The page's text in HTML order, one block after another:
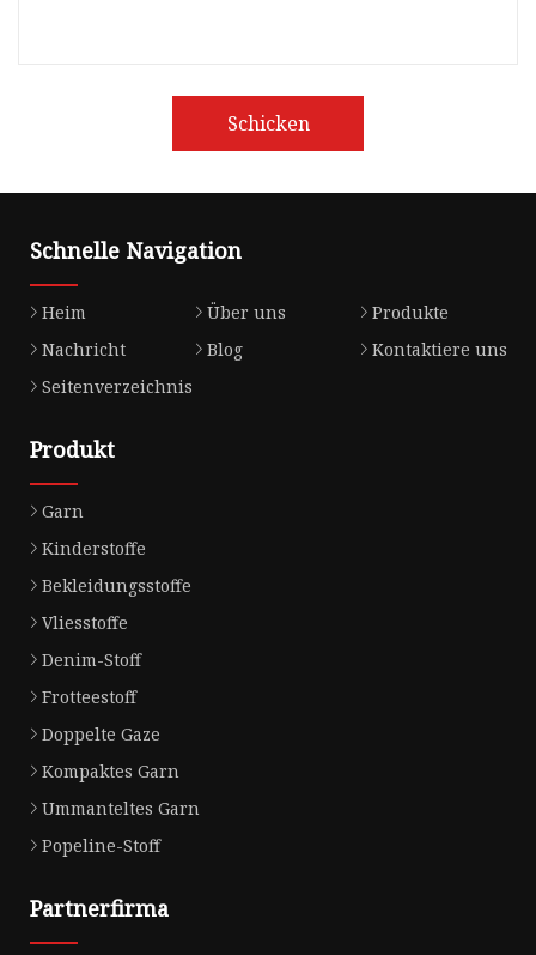
Schicken
Schnelle Navigation
Heim Über uns
Produkte
Nachricht
Blog
Kontaktiere uns
Seitenverzeichnis
Produkt
Garn
Kinderstoffe
Bekleidungsstoffe
Vliesstoffe
Denim-Stoff
Frotteestoff
Doppelte Gaze
Kompaktes Garn
Ummanteltes Garn
Popeline-Stoff
Partnerfirma